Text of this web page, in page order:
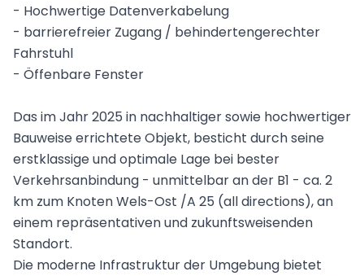
- Hochwertige Datenverkabelung
- barrierefreier Zugang / behindertengerechter
Fahrstuhl
- Öffenbare Fenster
Das im Jahr 2025 in nachhaltiger sowie hochwertiger
Bauweise errichtete Objekt, besticht durch seine
erstklassige undoptimale Lage bei bester
Verkehrsanbindung - unmittelbar an der B1 - ca. 2
km zum Knoten Wels-Ost /A 25 (all directions), an
einem repräsentativen und zukunftsweisenden
Standort.
Die moderne Infrastruktur der Umgebung bietet